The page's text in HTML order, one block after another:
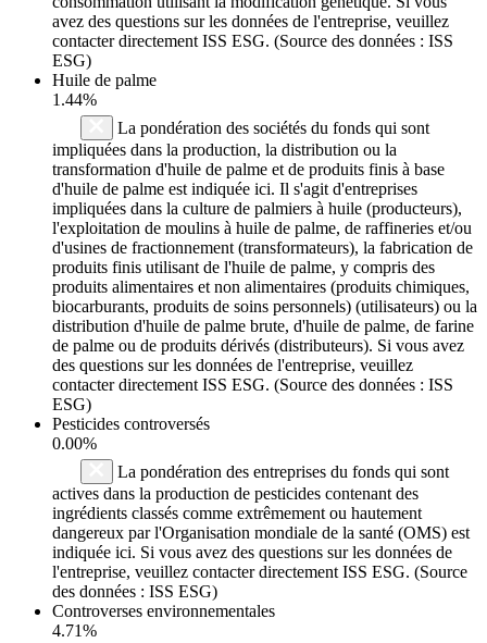
avez des questions sur les données de l'entreprise, veuillez
contacter directement ISS ESG. (Source des données : ISS
ESG)
Huile de palme
1.44%
La pondération des sociétés du fonds qui sont
impliquées dans la production, la distribution ou la
transformation d'huile de palme et de produits finis à base
d'huile de palme est indiquée ici. Il s'agit d'entreprises
impliquées dans la culture de palmiers à huile (producteurs),
l'exploitation de moulins à huile de palme, de raffineries et/ou
d'usines de fractionnement (transformateurs), la fabrication de
produits finis utilisant de l'huile de palme, y compris des
produits alimentaires et non alimentaires (produits chimiques,
biocarburants, produits de soins personnels) (utilisateurs) ou la
distribution d'huile de palme brute, d'huile de palme, de farine
de palme ou de produits dérivés (distributeurs). Si vous avez
des questions sur les données de l'entreprise, veuillez
contacter directement ISS ESG. (Source des données : ISS
ESG)
Pesticides controversés
0.00%
La pondération des entreprises du fonds qui sont
actives dans la production de pesticides contenant des
ingrédients classés comme extrêmement ou hautement
dangereux par l'Organisation mondiale de la santé (OMS) est
indiquée ici. Si vous avez des questions sur les données de
l'entreprise, veuillez contacter directement ISS ESG. (Source
des données : ISS ESG)
Controverses environnementales
4.71%